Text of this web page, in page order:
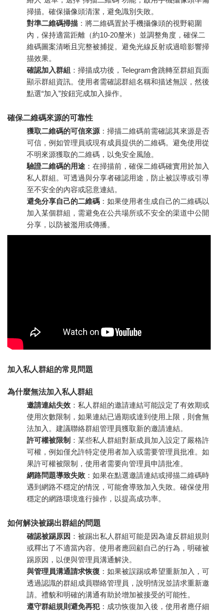
掃描。確保攝像頭清潔，避免識別失敗。
對準二維碼掃描 ：將二維碼置於手機攝像頭的視野範圍
內，保持適當距離（約10-20釐米）並調整角度，確保二
維碼圖案清晰且完整被捕捉。避免光線反射或過暗影響掃
描效果。
確認加入群組 ：掃描成功後，Telegram會跳轉至群組頁面
顯示群組資訊。使用者需確認群組名稱和描述無誤，然後
點選“加入”按鈕完成加入操作。
確保二維碼來源的可靠性
獲取二維碼的可信來源 ：掃描二維碼前需確認其來源是否
可信，例如管理員或現有成員提供的二維碼。避免使用從
不明來源獲取的二維碼，以免安全風險。
驗證二維碼的用途 ：在掃描前，確保二維碼確實用於加入
私人群組。可透過與分享者確認用途，防止被誤導或引導
至不安全的內容或惡意連結。
避免分享自己的二維碼 ：如果使用者生成自己的二維碼以
加入某個群組，需避免在公共場所或不安全的渠道中公開
分享，以防被濫用或傳播。
加入私人群組的常見問題
為什麼無法加入私人群組
邀請連結失效 ：私人群組的邀請連結可能設定了有效期或
使用次數限制，如果連結已過期或達到使用上限，則會無
法加入。建議聯絡群組管理員獲取新的邀請連結。
許可權被限制 ：某些私人群組對新成員加入設定了嚴格許
可權，例如僅允許特定使用者加入或需要管理員批准。如
果許可權被限制，使用者需要向管理員申請批准。
網路問題導致失敗 ：如果在點選邀請連結或掃描二維碼時
遇到網路不穩定的情況，可能會導致加入失敗。確保使用
穩定的網路環境進行操作，以提高成功率。
如何解決被踢出群組的問題
確認被踢原因 ：被踢出私人群組可能是因為違反群組規則
或釋出了不適當內容。使用者應回顧自己的行為，明確被
踢原因，以便與管理員溝通解決。
與管理員溝通請求恢復 ：如果被誤踢或希望重新加入，可
透過認識的群組成員聯絡管理員，說明情況並請求重新邀
請。禮貌和明確的溝通有助於增加被接受的可能性。
遵守群組規則避免再犯：成功恢復加入後，使用者應仔細